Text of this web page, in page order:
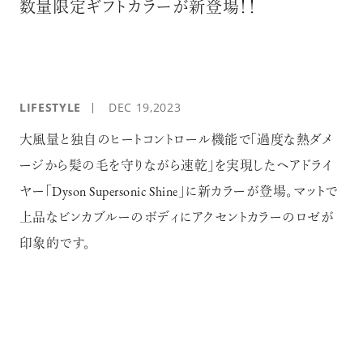
数量限定ギフトカラーが新登場！！
LIFESTYLE DEC 19,2023
大風量と独自のヒートコントロール機能で「過度な熱ダメ
ージから髪の毛を守りながら速乾」を実現したヘアドライ
ヤー「Dyson Supersonic Shine」に新カラーが登場。マットで
上品なビンカブルーのボディにアクセントカラーのロゼが
印象的です。